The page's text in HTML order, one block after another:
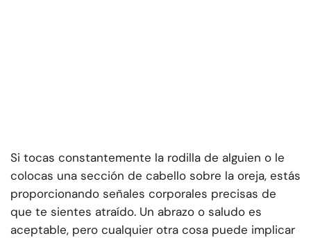
Si tocas constantemente la rodilla de alguien o le
colocas una sección de cabello sobre la oreja, estás
proporcionando señales corporales precisas de
que te sientes atraído. Un abrazo o saludo es
aceptable, pero cualquier otra cosa puede implicar